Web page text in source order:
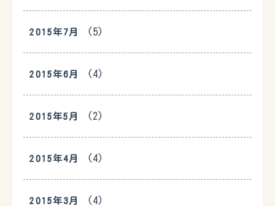
2015年7月 (5)
2015年6月 (4)
2015年5月 (2)
2015年4月 (4)
2015年3月 (4)